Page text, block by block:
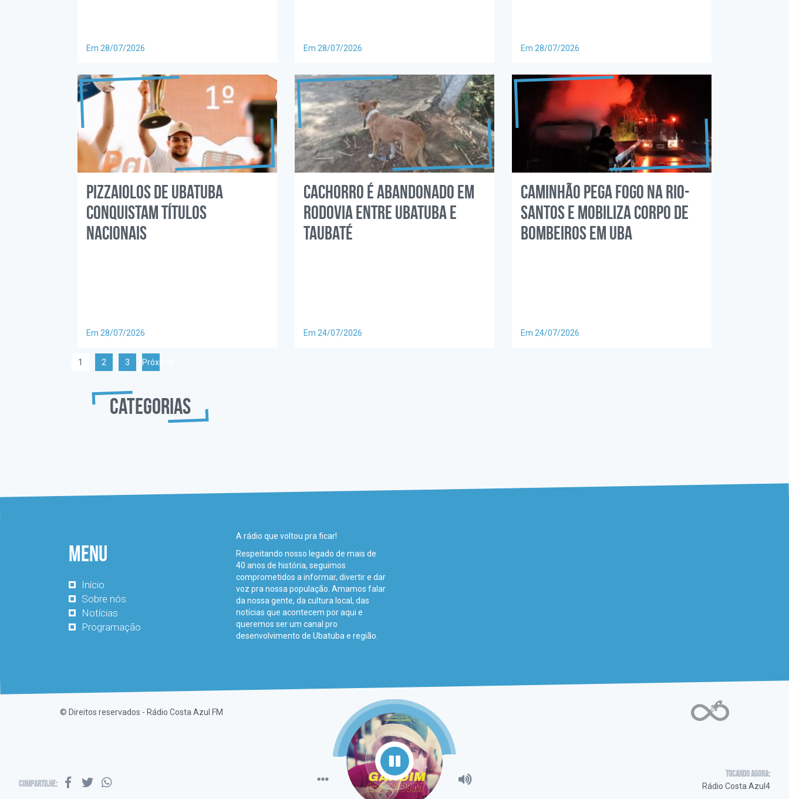
Compartilhe:
Tocando agora:
Rádio Costa Azul4
Em 28/07/2026 Em 28/07/2026 Em 28/07/2026
Pizzaiolos de Ubatuba
conquistam títulos
nacionais
Em 28/07/2026
Cachorro é abandonado em
rodovia entre Ubatuba e
Taubaté
Em 24/07/2026
Caminhão pega fogo na Rio-
Santos e mobiliza Corpo de
Bombeiros em Uba
Em 24/07/2026
1 2 3 Próximo
Categorias
Menu
Início
Sobre nós
Notícias
Programação
A rádio que voltou pra ficar!
Respeitando nosso legado de mais de
40 anos de história, seguimos
comprometidos a informar, divertir e dar
voz pra nossa população. Amamos falar
da nossa gente, da cultura local, das
notícias que acontecem por aqui e
queremos ser um canal pro
desenvolvimento de Ubatuba e região.
© Direitos reservados - Rádio Costa Azul FM